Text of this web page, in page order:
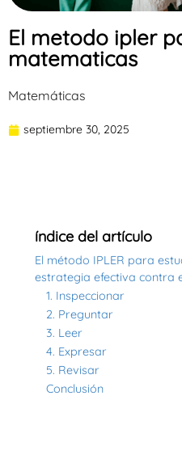
El metodo ipler
matematicas
Matemáticas
septiembre 30, 2025
índice del artículo
El método IPLER para
estrategia efectiva contra
1. Inspeccionar
2. Preguntar
3. Leer
4. Expresar
5. Revisar
Conclusión